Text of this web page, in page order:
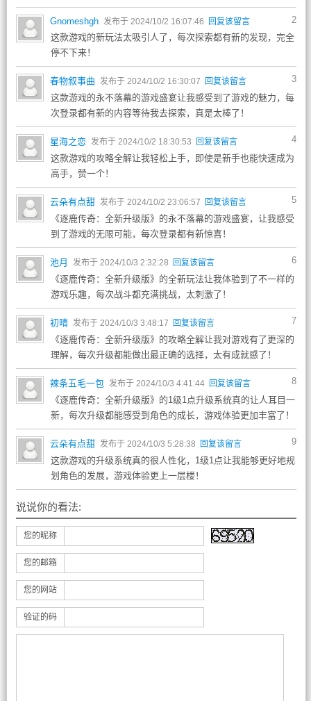
2
Gnomeshgh 发布于 2024/10/2 16:07:46 回复该留言
这款游戏的新玩法太吸引人了，每次探索都有新的发现，完全
停不下来！
3
春物叙事曲 发布于 2024/10/2 16:30:07 回复该留言
这款游戏的永不落幕的游戏盛宴让我感受到了游戏的魅力，每
次登录都有新的内容等待我去探索，真是太棒了！
4
星海之恋 发布于 2024/10/2 18:30:53 回复该留言
这款游戏的攻略全解让我轻松上手，即使是新手也能快速成为
高手，赞一个！
5
云朵有点甜 发布于 2024/10/2 23:06:57 回复该留言
《逐鹿传奇：全新升级版》的永不落幕的游戏盛宴，让我感受
到了游戏的无限可能，每次登录都有新惊喜！
6
池月 发布于 2024/10/3 2:32:28 回复该留言
《逐鹿传奇：全新升级版》的全新玩法让我体验到了不一样的
游戏乐趣，每次战斗都充满挑战，太刺激了！
7
初晴 发布于 2024/10/3 3:48:17 回复该留言
《逐鹿传奇：全新升级版》的攻略全解让我对游戏有了更深的
理解，每次升级都能做出最正确的选择，太有成就感了！
8
辣条五毛一包 发布于 2024/10/3 4:41:44 回复该留言
《逐鹿传奇：全新升级版》的1级1点升级系统真的让人耳目一
新，每次升级都能感受到角色的成长，游戏体验更加丰富了！
9
云朵有点甜 发布于 2024/10/3 5:28:38 回复该留言
这款游戏的升级系统真的很人性化，1级1点让我能够更好地规
划角色的发展，游戏体验更上一层楼！
说说你的看法:
您的昵称
您的邮箱
您的网站
验证的码